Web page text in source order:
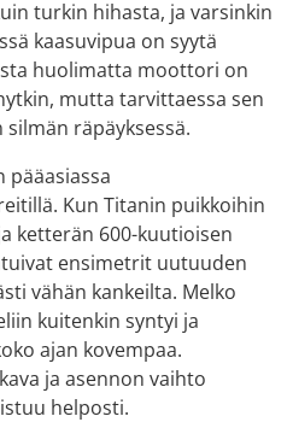
turkin hihasta, ja varsinkin
kaasuvipua on syytä
huolimatta moottori on
mutta tarvittaessa sen
räpäyksessä.
Kun Titanin puikkoihin
ketterän 600-kuutioisen
ensimetrit uutuuden
vähän kankeilta. Melko
kuitenkin syntyi ja
ajan kovempaa.
ja asennon vaihto
helposti.